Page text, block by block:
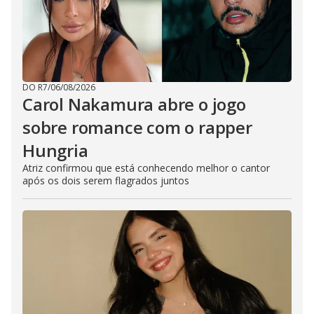
o
DO R7/06/08/2026
Carol Nakamura abre o jogo
sobre romance com o rapper
Hungria
Atriz confirmou que está conhecendo melhor o cantor
após os dois serem flagrados juntos